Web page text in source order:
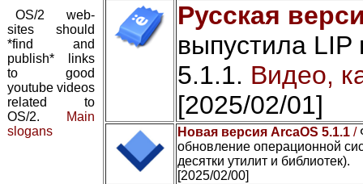
OS/2 web-
sites should
*find and
publish* links
to good
youtube videos
related to
OS/2.
Main
slogans
Русская
выпустила LIP
5.1.1. Видео,
[2025/02/01]
Новая версия ArcaOS 5.1.1 /
обновление операционной
десятки утилит и библиотек).
[2025/02/00]